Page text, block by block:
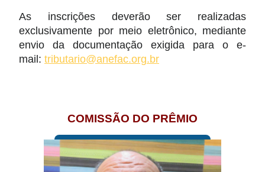
As inscrições deverão ser realizadas
exclusivamente por meio eletrônico, mediante
envio da documentação exigida para o e-
mail: tributario@anefac.org.br
COMISSÃO DO PRÊMIO